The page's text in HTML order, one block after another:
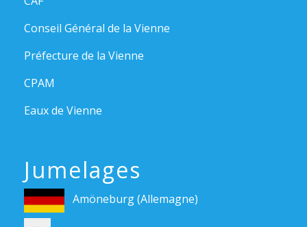
Conseil Général de la Vienne
Préfecture de la Vienne
CPAM
Eaux de Vienne
Jumelages
Amöneburg (Allemagne)